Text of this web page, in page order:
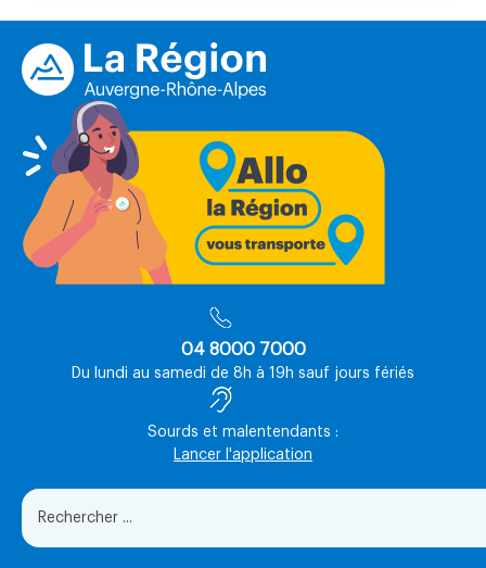
04 8000 7000
Du lundi au samedi de 8h à 19h sauf jours fériés
Sourds et malentendants :
Lancer l'application